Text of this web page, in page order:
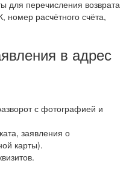
для перечисления возврата
номер расчётного счёта,
в адрес
с фотографией и
заявления о
карты).